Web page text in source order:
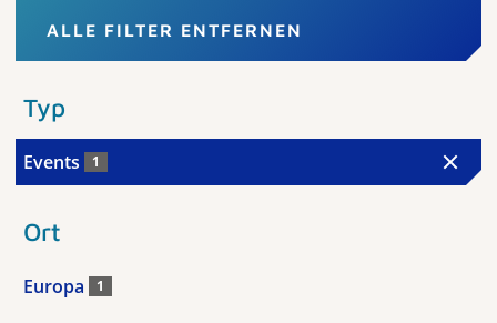
ALLE FILTER ENTFERNEN
Typ
Events 1
Ort
Europa 1